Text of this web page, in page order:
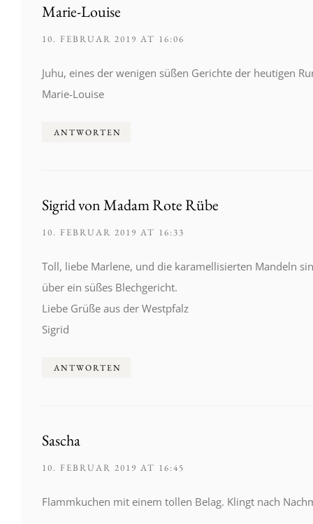
Marie-Louise
10. FEBRUAR 2019 AT 16:06
Juhu, eines der wenigen süßen Gerichte der heutigen
Marie-Louise
ANTWORTEN
Sigrid von Madam Rote Rübe
10. FEBRUAR 2019 AT 16:33
Toll, liebe Marlene, und die karamellisierten Mandeln
über ein süßes Blechgericht.
Liebe Grüße aus der Westpfalz
Sigrid
ANTWORTEN
Sascha
10. FEBRUAR 2019 AT 16:45
Flammkuchen mit einem tollen Belag. Klingt nach